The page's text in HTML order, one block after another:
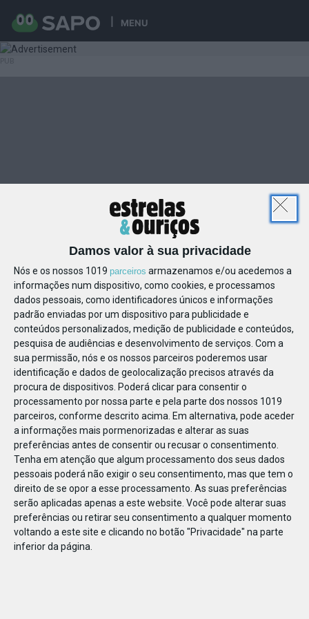
MENU
Damos valor à sua privacidade
Nós e os nossos 1019 parceiros armazenamos e/ou acedemos a
informações num dispositivo, como cookies, e processamos
dados pessoais, como identificadores únicos e informações
padrão enviadas por um dispositivo para publicidade e
conteúdos personalizados, medição de publicidade e conteúdos,
pesquisa de audiências e desenvolvimento de serviços. Com a
sua permissão, nós e os nossos parceiros poderemos usar
identificação e dados de geolocalização precisos através da
procura de dispositivos. Poderá clicar para consentir o
processamento por nossa parte e pela parte dos nossos 1019
parceiros, conforme descrito acima. Em alternativa, pode aceder
a informações mais pormenorizadas e alterar as suas
preferências antes de consentir ou recusar o consentimento.
Tenha em atenção que algum processamento dos seus dados
pessoais poderá não exigir o seu consentimento, mas que tem o
direito de se opor a esse processamento. As suas preferências
serão aplicadas apenas a este website. Você pode alterar suas
preferências ou retirar seu consentimento a qualquer momento
voltando a este site e clicando no botão "Privacidade" na parte
inferior da página.
1106701104972472